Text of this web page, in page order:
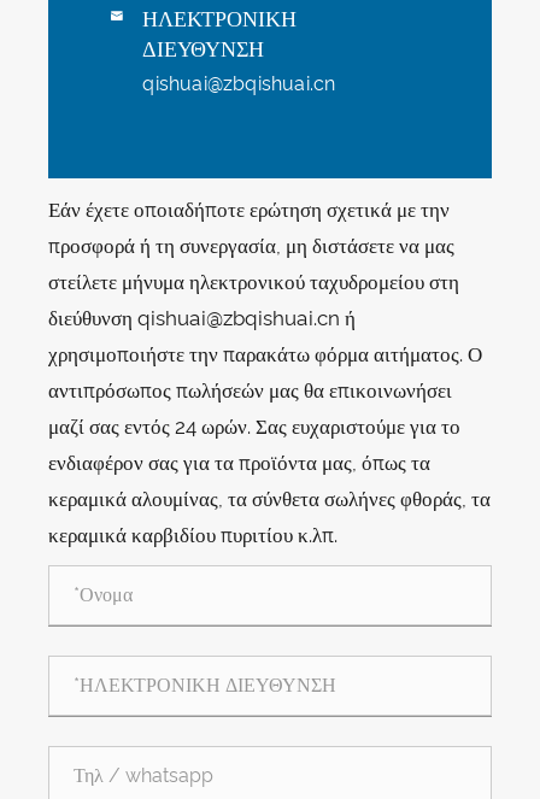

ΗΛΕΚΤΡΟΝΙΚΗ
ΔΙΕΥΘΥΝΣΗ
qishuai@zbqishuai.cn
Εάν έχετε οποιαδήποτε ερώτηση σχετικά με την
προσφορά ή τη συνεργασία, μη διστάσετε να μας
στείλετε μήνυμα ηλεκτρονικού ταχυδρομείου στη
διεύθυνση qishuai@zbqishuai.cn ή
χρησιμοποιήστε την παρακάτω φόρμα αιτήματος. Ο
αντιπρόσωπος πωλήσεών μας θα επικοινωνήσει
μαζί σας εντός 24 ωρών. Σας ευχαριστούμε για το
ενδιαφέρον σας για τα προϊόντα μας, όπως τα
κεραμικά αλουμίνας, τα σύνθετα σωλήνες φθοράς, τα
κεραμικά καρβιδίου πυριτίου κ.λπ.